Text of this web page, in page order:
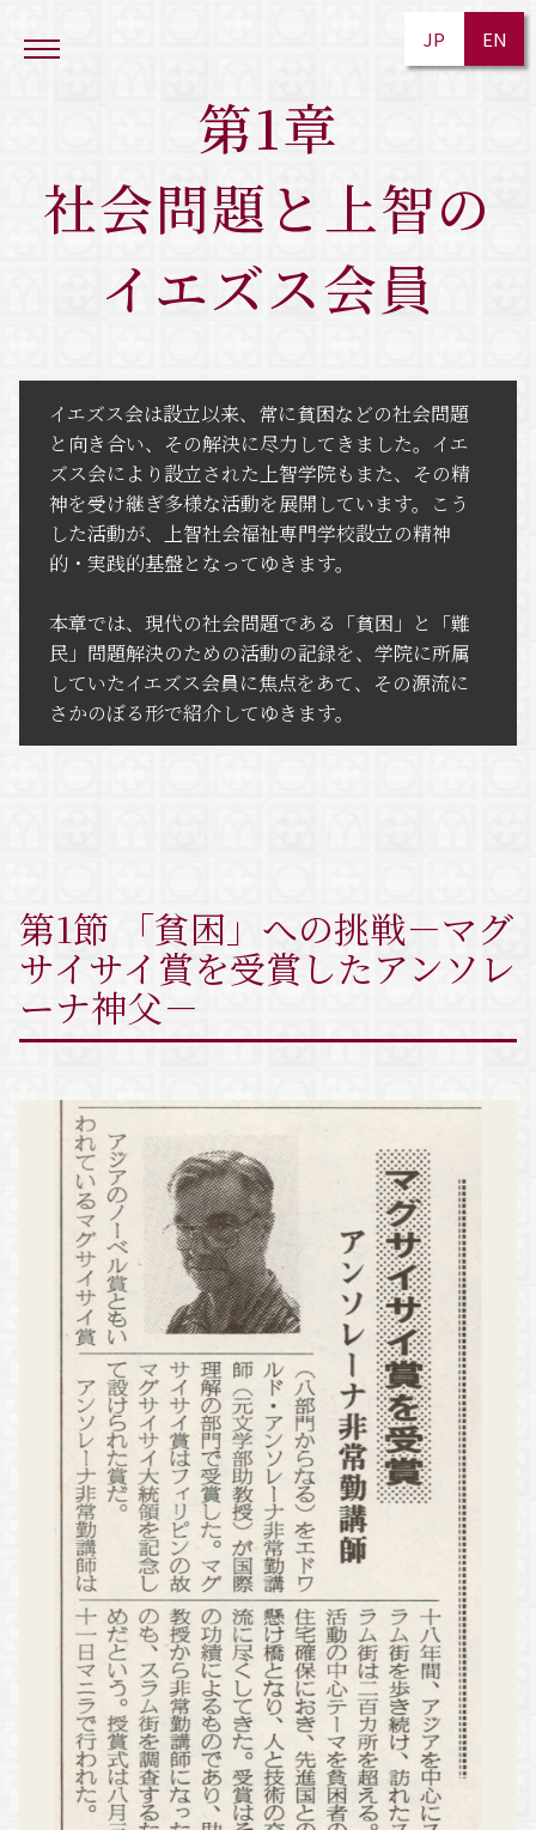
JP EN
第1章
社会問題と上智の
イエズス会員
イエズス会は設立以来、常に貧困などの社会問題
と向き合い、その解決に尽力してきました。イエ
ズス会により設立された上智学院もまた、その精
神を受け継ぎ多様な活動を展開しています。こう
した活動が、上智社会福祉専門学校設立の精神
的・実践的基盤となってゆきます。
本章では、現代の社会問題である「貧困」と「難
民」問題解決のための活動の記録を、学院に所属
していたイエズス会員に焦点をあて、その源流に
さかのぼる形で紹介してゆきます。
第1節 「貧困」への挑戦－マグ
サイサイ賞を受賞したアンソレ
ーナ神父－